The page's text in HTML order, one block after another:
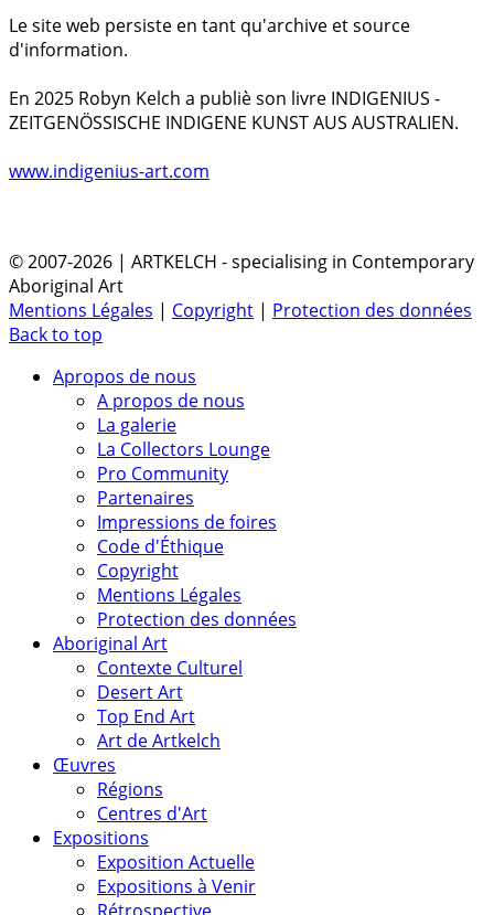
Le site web persiste en tant qu'archive et source
d'information.
En 2025 Robyn Kelch a publiè son livre INDIGENIUS -
ZEITGENÖSSISCHE INDIGENE KUNST AUS AUSTRALIEN.
www.indigenius-art.com
© 2007-2026 | ARTKELCH - specialising in Contemporary
Aboriginal Art
Mentions Légales | Copyright | Protection des données
Back to top
Apropos de nous
A propos de nous
La galerie
La Collectors Lounge
Pro Community
Partenaires
Impressions de foires
Code d'Éthique
Copyright
Mentions Légales
Protection des données
Aboriginal Art
Contexte Culturel
Desert Art
Top End Art
Art de Artkelch
Œuvres
Régions
Centres d'Art
Expositions
Exposition Actuelle
Expositions à Venir
Rétrospective